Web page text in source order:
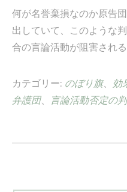
何が名誉棄損なのか原告
出していて、このような
合の言論活動が阻害され
カテゴリー: のぼり旗、 効
弁護団、 言論活動否定の